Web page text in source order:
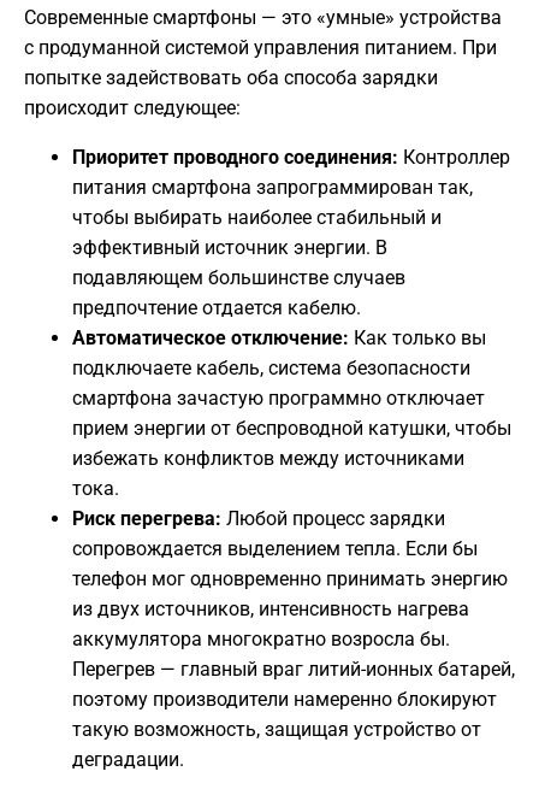
​Современные смартфоны — это «умные» устройства
с продуманной системой управления питанием. При
попытке задействовать оба способа зарядки
происходит следующее:
Приоритет проводного соединения: Контроллер
питания смартфона запрограммирован так,
чтобы выбирать наиболее стабильный и
эффективный источник энергии. В
подавляющем большинстве случаев
предпочтение отдается кабелю.
Автоматическое отключение: Как только вы
подключаете кабель, система безопасности
смартфона зачастую программно отключает
прием энергии от беспроводной катушки, чтобы
избежать конфликтов между источниками
тока.
Риск перегрева: Любой процесс зарядки
сопровождается выделением тепла. Если бы
телефон мог одновременно принимать энергию
из двух источников, интенсивность нагрева
аккумулятора многократно возросла бы.
Перегрев — главный враг литий-ионных батарей,
поэтому производители намеренно блокируют
такую возможность, защищая устройство от
деградации.